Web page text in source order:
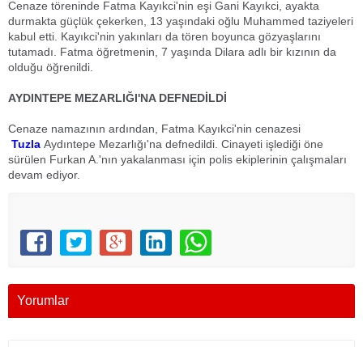
Cenaze töreninde Fatma Kayıkci'nin eşi Gani Kayıkci, ayakta
durmakta güçlük çekerken, 13 yaşındaki oğlu Muhammed taziyeleri
kabul etti. Kayıkci'nin yakınları da tören boyunca gözyaşlarını
tutamadı. Fatma öğretmenin, 7 yaşında Dilara adlı bir kızının da
olduğu öğrenildi.
AYDINTEPE MEZARLIĞI'NA DEFNEDİLDİ
Cenaze namazının ardından, Fatma Kayıkci'nin cenazesi
Tuzla Aydıntepe Mezarlığı'na defnedildi. Cinayeti işlediği öne
sürülen Furkan A.'nın yakalanması için polis ekiplerinin çalışmaları
devam ediyor.
Yorumlar